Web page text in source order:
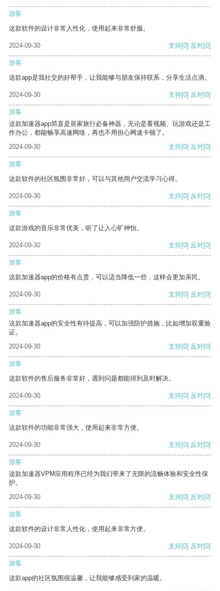
游客
这款软件的设计非常人性化，使用起来非常舒服。
2024-09-30 支持[0] 反对[0]
游客
这款app是我社交的好帮手，让我能够与朋友保持联系，分享生活点滴。
2024-09-30 支持[0] 反对[0]
游客
这款加速器app简直是居家旅行必备神器，无论是看视频、玩游戏还是工
作办公，都能畅享高速网络，再也不用担心网速卡顿了。
2024-09-30
支持[0] 反对[0]
游客
这款软件的社区氛围非常好，可以与其他用户交流学习心得。
2024-09-30 支持[0] 反对[0]
游客
这款游戏的音乐非常优美，听了让人心旷神怡。
2024-09-30 支持[0] 反对[0]
游客
这款加速器app的价格有点贵，可以适当降低一些，这样会更加亲民。
2024-09-30 支持[0] 反对[0]
游客
这款加速器app的安全性有待提高，可以加强防护措施，比如增加双重验
证。
2024-09-30
支持[0] 反对[0]
游客
这款软件的售后服务非常好，遇到问题都能得到及时解决。
2024-09-30 支持[0] 反对[0]
游客
这款软件的功能非常强大，使用起来非常方便。
2024-09-30 支持[0] 反对[0]
游客
这款加速器VPM应用程序已经为我们带来了无限的流畅体验和安全性保
护。
2024-09-30
支持[0] 反对[0]
游客
这款软件的设计非常人性化，使用起来非常方便。
2024-09-30 支持[0] 反对[0]
游客
这款app的社区氛围很温馨，让我能够感受到家的温暖。